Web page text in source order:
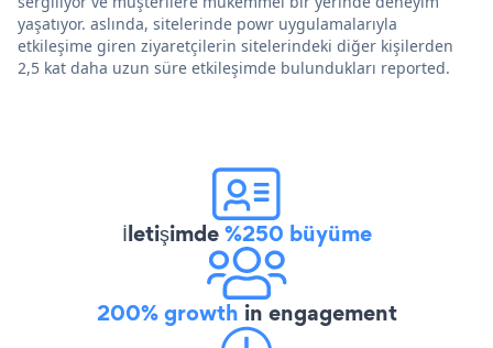
yaşatıyor. aslında, sitelerinde powr uygulamalarıyla
etkileşime giren ziyaretçilerin sitelerindeki diğer kişilerden
2,5 kat daha uzun süre etkileşimde bulundukları reported.
İletişimde%250 büyüme
200% growth in engagement